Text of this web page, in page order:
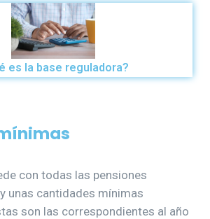
es la base reguladora?
con todas las pensiones
unas cantidades mínimas
son las correspondientes al año